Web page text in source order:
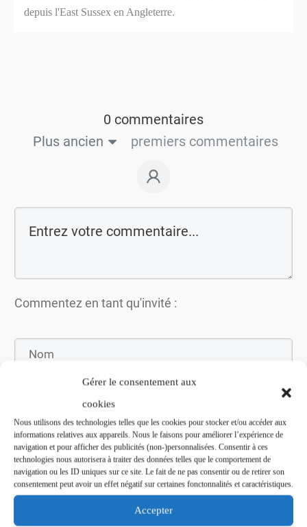
Gérer le consentement aux
cookies
Nous utilisons des technologies telles que les cookies pour stocker et/ou accéder aux
informations relatives aux appareils. Nous le faisons pour améliorer l’expérience de
navigation et pour afficher des publicités (non-)personnalisées. Consentir à ces
technologies nous autorisera à traiter des données telles que le comportement de
navigation ou les ID uniques sur ce site. Le fait de ne pas consentir ou de retirer son
consentement peut avoir un effet négatif sur certaines fonctonnalités et caractéristiques.
Accepter
depuis l'East Sussex en Angleterre.
0 commentaires
Plus ancien
premiers commentaires
Commentez en tant qu'invité :
Soumettez le commentaire